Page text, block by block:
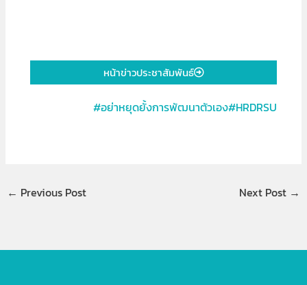
หน้าข่าวประชาสัมพันธ์
#อย่าหยุดยั้งการพัฒนาตัวเอง#HRDRSU
← Previous Post Next Post →